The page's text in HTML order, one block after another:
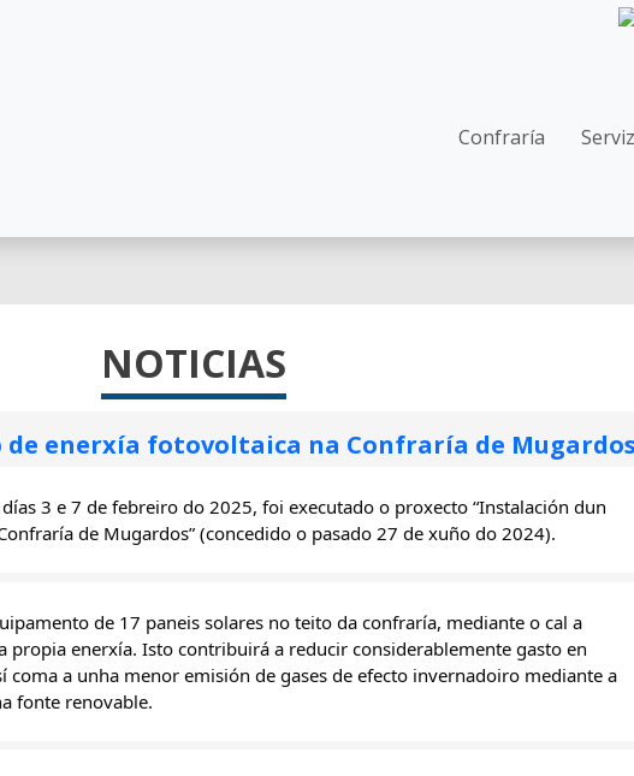
Confraría
NOTICIAS
enerxía fotovoltaica na Confraría de
3 e 7 de febreiro do 2025, foi executado o proxecto “Instalación dun
de Mugardos” (concedido o pasado 27 de xuño do 2024).
de 17 paneis solares no teito da confraría, mediante o cal a
propia enerxía. Isto contribuirá a reducir considerablemente gasto en
coma a unha menor emisión de gases de efecto invernadoiro mediante a
fonte renovable.